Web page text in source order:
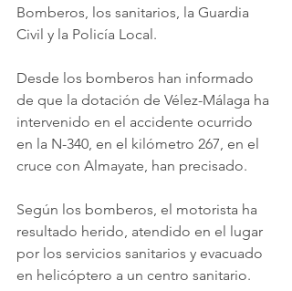
Bomberos, los sanitarios, la Guardia
Civil y la Policía Local.
Desde los bomberos han informado
de que la dotación de Vélez-Málaga ha
intervenido en el accidente ocurrido
en la N-340, en el kilómetro 267, en el
cruce con Almayate, han precisado.
Según los bomberos, el motorista ha
resultado herido, atendido en el lugar
por los servicios sanitarios y evacuado
en helicóptero a un centro sanitario.